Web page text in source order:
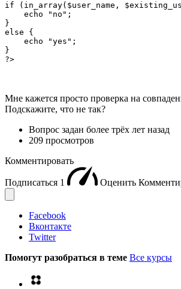
if (in_array($user_name,
    echo "no";
}
else {
    echo "yes";
}
?>
Мне кажется просто проверка на
Подскажите, что не так?
Вопрос задан более трёх лет назад
209 просмотров
Комментировать
Подписаться 1 Оценить
Facebook
Вконтакте
Twitter
Помогут разобраться в теме Все курсы